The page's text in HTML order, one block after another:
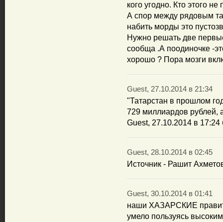
кого угодно. Кто этого
А спор между рядовым
набить морды это
Нужно решать две
сообща .А поодиночке -
хорошо ? Пора мозги
Guest, 27.10.2014 в 21:34
"Татарстан в прошлом
729 миллиардов рублей,
Guest, 27.10.2014 в 17:24
Guest, 28.10.2014 в 02:45
Источник - Рашит
Guest, 30.10.2014 в 01:41
наши ХАЗАРСКИЕ
умело пользуясь